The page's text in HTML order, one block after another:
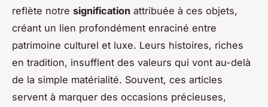
reflète notre signification attribuée à ces objets,
créant un lien profondément enraciné entre
patrimoine culturel et luxe. Leurs histoires, riches
en tradition, insufflent des valeurs qui vont au-delà
de la simple matérialité. Souvent, ces articles
servent à marquer des occasions précieuses,